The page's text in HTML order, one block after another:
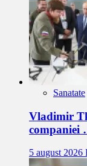
Sanatate
Vladimir
companiei
5 august 2026